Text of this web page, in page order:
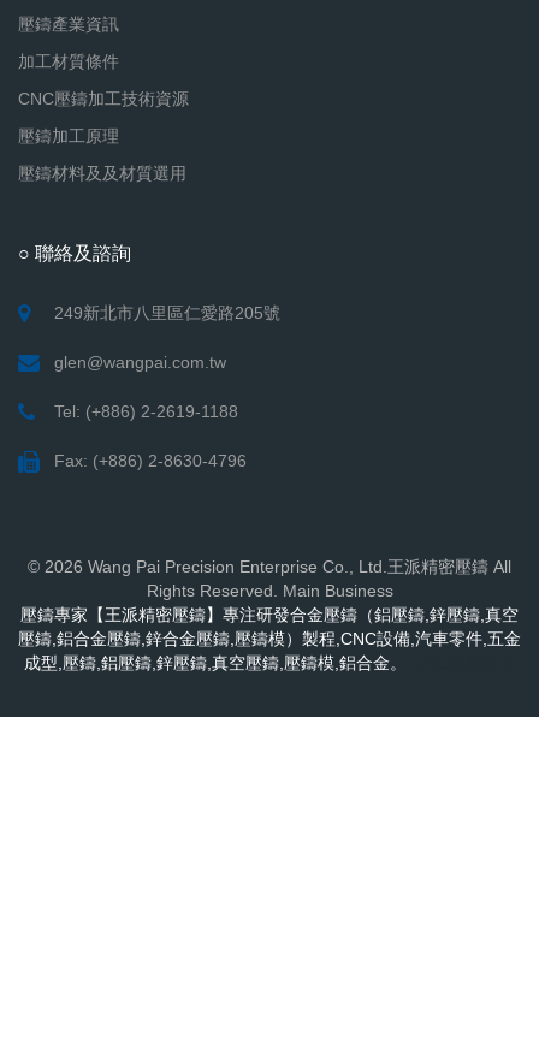
壓鑄產業資訊
加工材質條件
CNC壓鑄加工技術資源
壓鑄加工原理
壓鑄材料及及材質選用
○ 聯絡及諮詢
249新北市八里區仁愛路205號
glen@wangpai.com.tw
Tel: (+886) 2-2619-1188
Fax: (+886) 2-8630-4796
© 2026 Wang Pai Precision Enterprise Co., Ltd.王派精密壓鑄 All
Rights Reserved. Main Business
壓鑄專家【王派精密壓鑄】專注研發合金壓鑄（鋁壓鑄,鋅壓鑄,真空
壓鑄,鋁合金壓鑄,鋅合金壓鑄,壓鑄模）製程,CNC設備,汽車零件,五金
成型,壓鑄,鋁壓鑄,鋅壓鑄,真空壓鑄,壓鑄模,鋁合金。